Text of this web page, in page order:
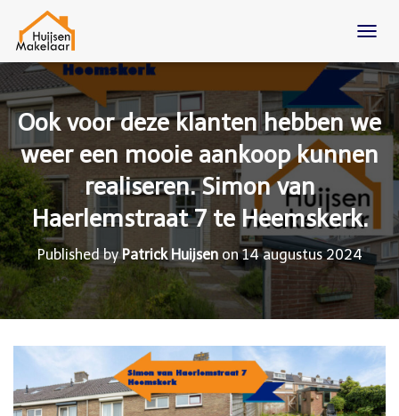
O
G
G
L
E
A
V
I
G
A
T
I
Ook voor deze klanten hebben we
weer een mooie aankoop kunnen
realiseren. Simon van
Haerlemstraat 7 te Heemskerk.
Published byPatrick Huijsenon14 augustus 2024